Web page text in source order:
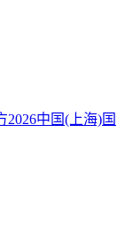
2026中国(上海)国